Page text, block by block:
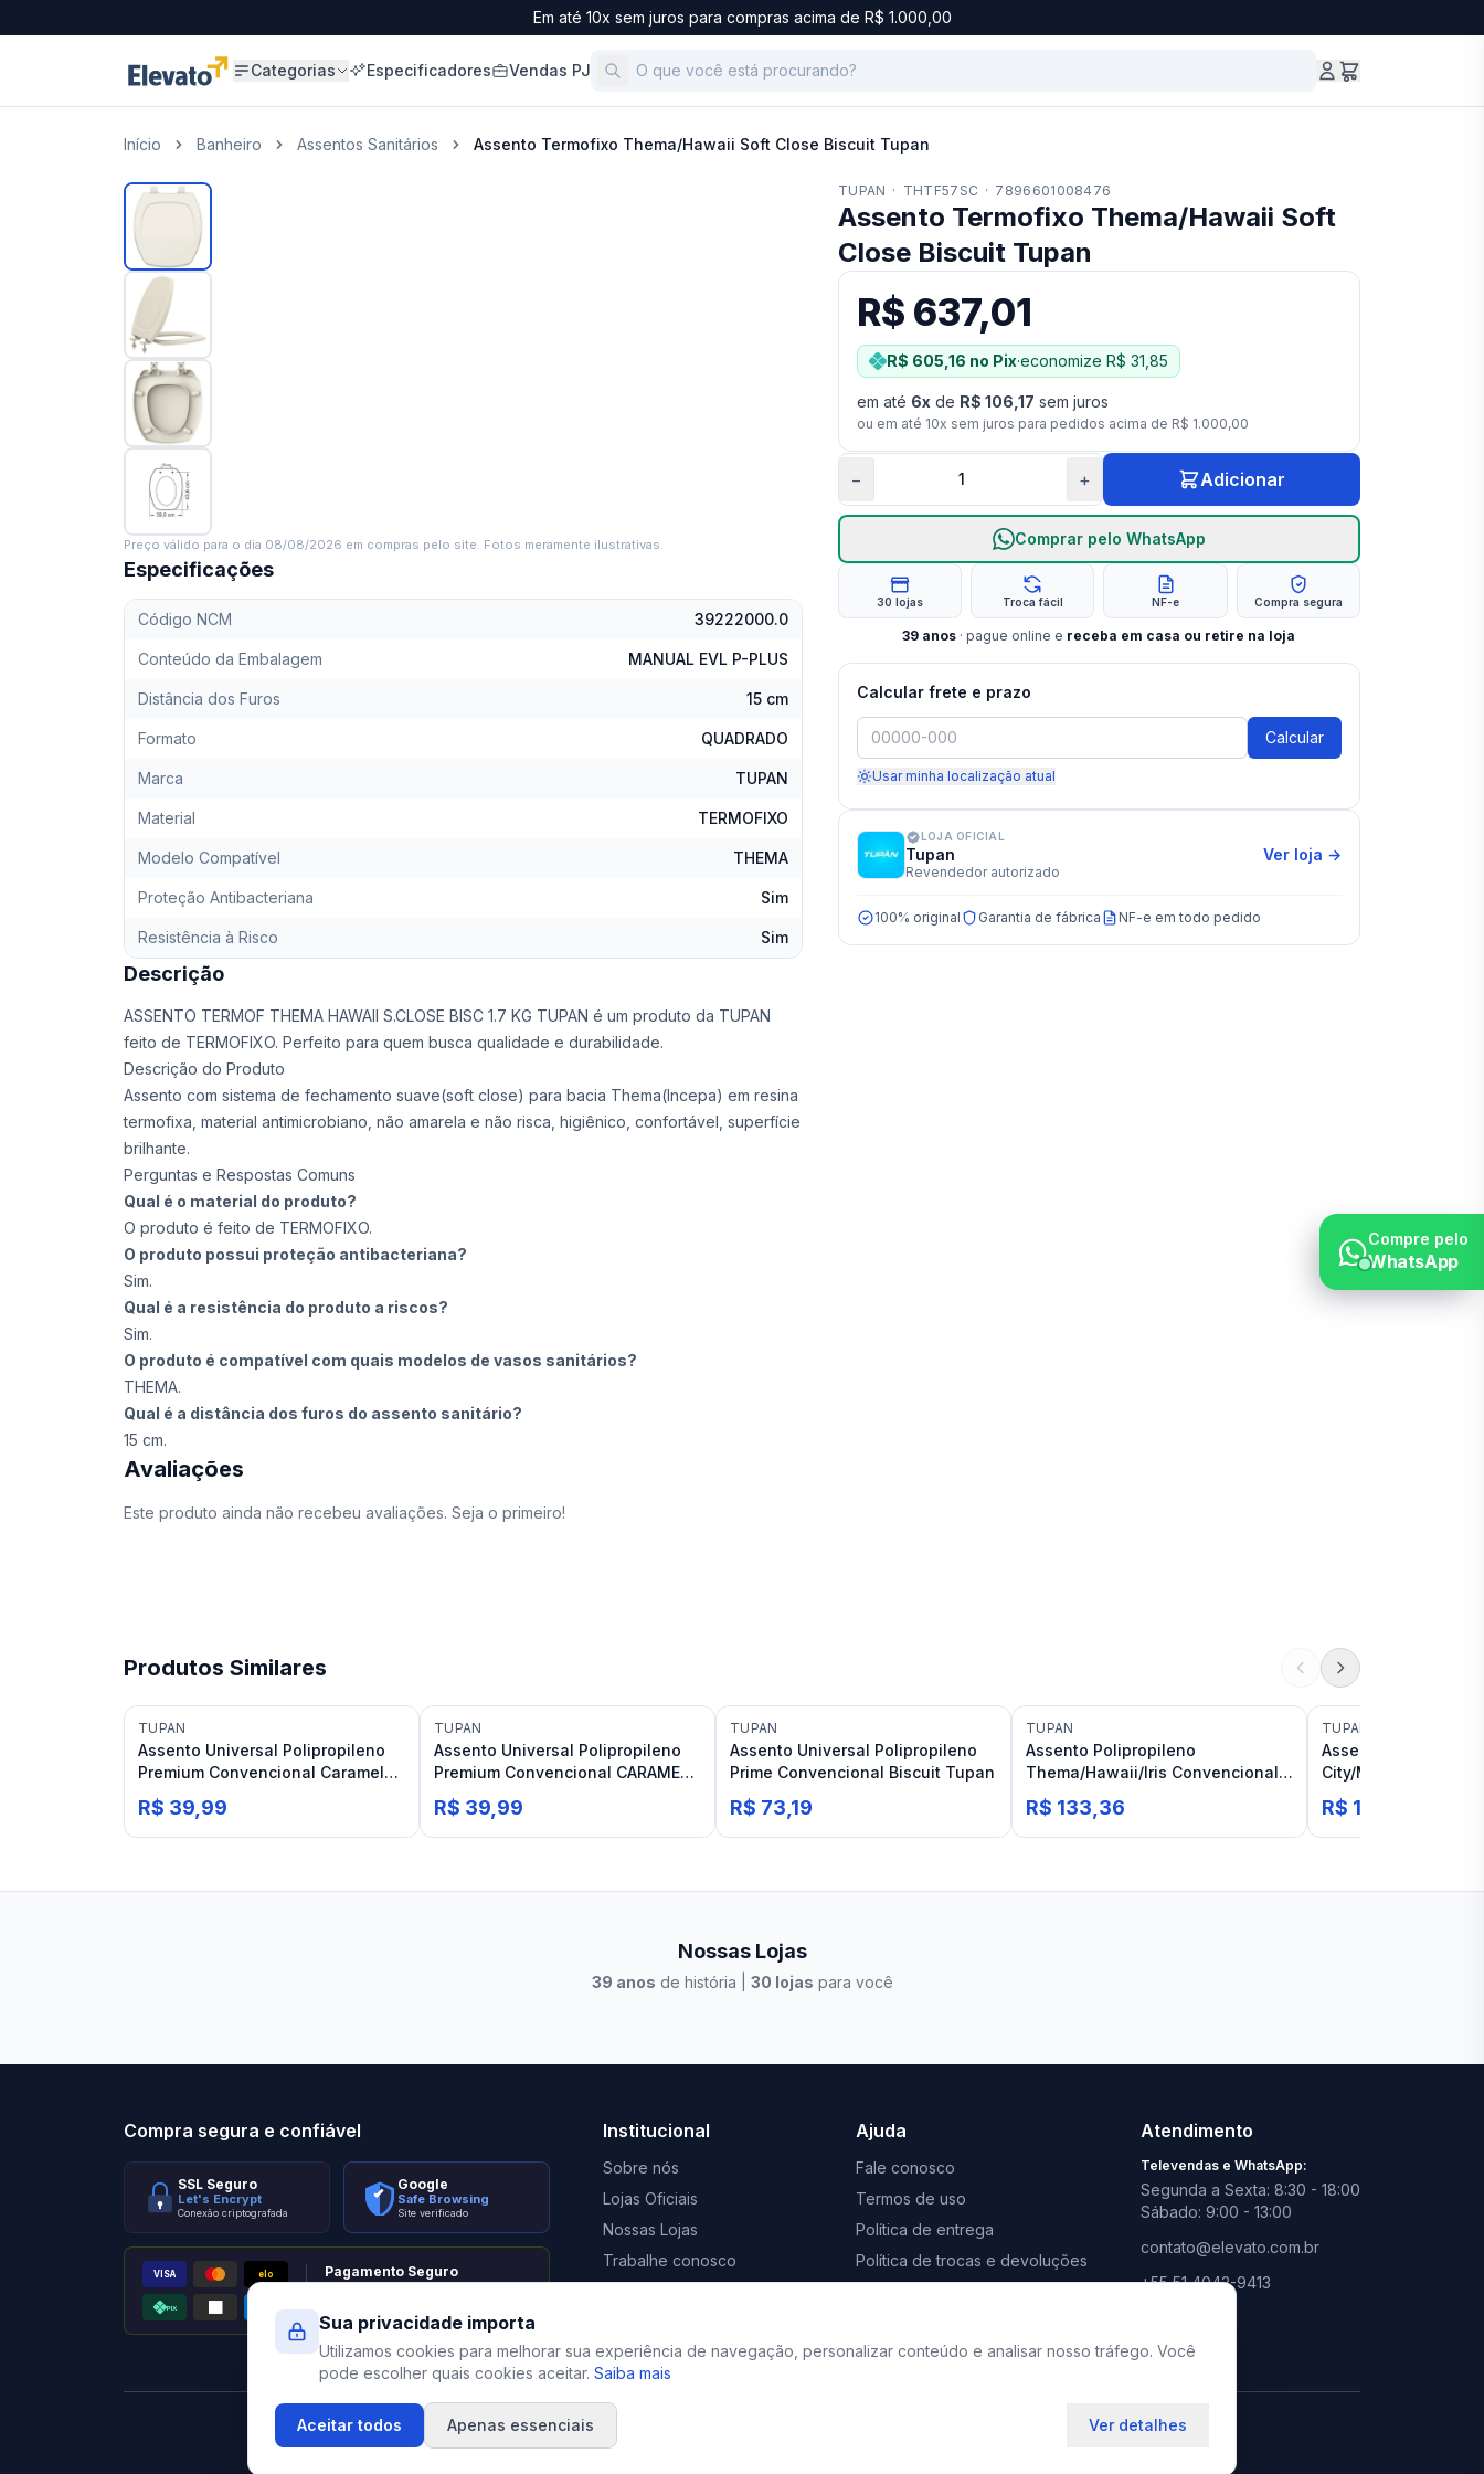
Em até 10x sem juros para compras acima de R$ 1.000,00
Categorias Especificadores Vendas PJ
Início Banheiro Assentos Sanitários Assento Termofixo Thema/Hawaii Soft Close Biscuit Tupan
Preço válido para o dia 08/08/2026 em compras pelo site. Fotos meramente ilustrativas.
Especificações
Código NCM 39222000.0
Conteúdo da Embalagem MANUAL EVL P-PLUS
Distância dos Furos 15 cm
Formato QUADRADO
Marca TUPAN
Material TERMOFIXO
Modelo Compatível THEMA
Proteção Antibacteriana Sim
Resistência à Risco Sim
Descrição
ASSENTO TERMOF THEMA HAWAII S.CLOSE BISC 1.7 KG TUPAN é um produto da TUPAN
feito de TERMOFIXO. Perfeito para quem busca qualidade e durabilidade.
Descrição do Produto
Assento com sistema de fechamento suave(soft close) para bacia Thema(Incepa) em resina
termofixa, material antimicrobiano, não amarela e não risca, higiênico, confortável, superfície
brilhante.
Perguntas e Respostas Comuns
Qual é o material do produto?
O produto é feito de TERMOFIXO.
O produto possui proteção antibacteriana?
Sim.
Qual é a resistência do produto a riscos?
Sim.
O produto é compatível com quais modelos de vasos sanitários?
THEMA.
Qual é a distância dos furos do assento sanitário?
15 cm.
Avaliações
Este produto ainda não recebeu avaliações. Seja o primeiro!
TUPAN · THTF57SC · 7896601008476
Assento Termofixo Thema/Hawaii Soft
Close Biscuit Tupan
R$ 637,01
R$ 605,16 no Pix·economize R$ 31,85
em até 6x de R$ 106,17 sem juros
ou em até 10x sem juros para pedidos acima de R$ 1.000,00
− + Adicionar
Comprar pelo WhatsApp
30 lojas Troca fácil NF-e Compra segura
39 anos · pague online e receba em casa ou retire na loja
Calcular frete e prazo
Calcular
Usar minha localização atual
LOJA OFICIAL
Tupan
Revendedor autorizado
Ver loja →
100% original Garantia de fábrica NF-e em todo pedido
Produtos Similares
TUPAN
Assento Universal Polipropileno
Premium Convencional Caramelo
Tupan
R$ 39,99
TUPAN
Assento Universal Polipropileno
Premium Convencional CARAMELO
Tupan
R$ 39,99
TUPAN
Assento Universal Polipropileno
Prime Convencional Biscuit Tupan
R$ 73,19
TUPAN
Assento Polipropileno
Thema/Hawaii/Iris Convencional
Biscuit Tupan
R$ 133,36
TUPAN
Assento
City/Mariana
Pergamon Tupan
R$ 157,14
Nossas Lojas
39 anos de história | 30 lojas para você
Elevato Xangri-Lá
Compra segura e confiável
SSL Seguro
Let's Encrypt
Conexão criptografada
Google
Safe Browsing
Site verificado
VISA elo
PIX
Pagamento Seguro
Institucional
Sobre nós
Lojas Oficiais
Nossas Lojas
Trabalhe conosco
Ajuda
Fale conosco
Termos de uso
Política de entrega
Política de trocas e devoluções
Atendimento
Televendas e WhatsApp:
Segunda a Sexta: 8:30 - 18:00
Sábado: 9:00 - 13:00
contato@elevato.com.br
+55 51 4042-9413
consulte aqui
2026
Compre pelo
WhatsApp
Sua privacidade importa
Utilizamos cookies para melhorar sua experiência de navegação, personalizar conteúdo e analisar nosso tráfego. Você
pode escolher quais cookies aceitar. Saiba mais
Aceitar todos Apenas essenciais Ver detalhes